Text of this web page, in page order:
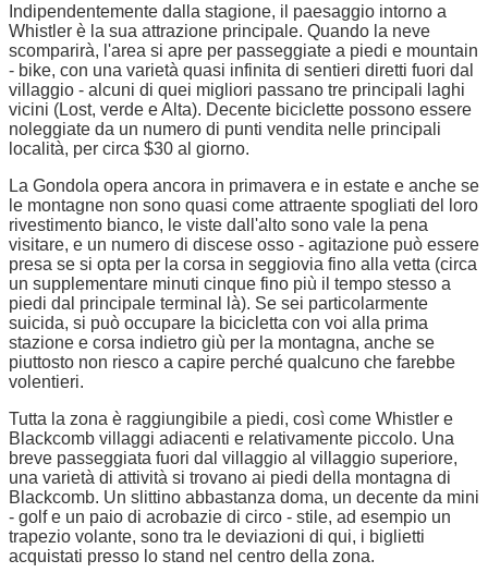
Indipendentemente dalla stagione, il paesaggio intorno a
Whistler è la sua attrazione principale. Quando la neve
scomparirà, l'area si apre per passeggiate a piedi e mountain
- bike, con una varietà quasi infinita di sentieri diretti fuori dal
villaggio - alcuni di quei migliori passano tre principali laghi
vicini (Lost, verde e Alta). Decente biciclette possono essere
noleggiate da un numero di punti vendita nelle principali
località, per circa $30 al giorno.
La Gondola opera ancora in primavera e in estate e anche se
le montagne non sono quasi come attraente spogliati del loro
rivestimento bianco, le viste dall'alto sono vale la pena
visitare, e un numero di discese osso - agitazione può essere
presa se si opta per la corsa in seggiovia fino alla vetta (circa
un supplementare minuti cinque fino più il tempo stesso a
piedi dal principale terminal là). Se sei particolarmente
suicida, si può occupare la bicicletta con voi alla prima
stazione e corsa indietro giù per la montagna, anche se
piuttosto non riesco a capire perché qualcuno che farebbe
volentieri.
Tutta la zona è raggiungibile a piedi, così come Whistler e
Blackcomb villaggi adiacenti e relativamente piccolo. Una
breve passeggiata fuori dal villaggio al villaggio superiore,
una varietà di attività si trovano ai piedi della montagna di
Blackcomb. Un slittino abbastanza doma, un decente da mini
- golf e un paio di acrobazie di circo - stile, ad esempio un
trapezio volante, sono tra le deviazioni di qui, i biglietti
acquistati presso lo stand nel centro della zona.